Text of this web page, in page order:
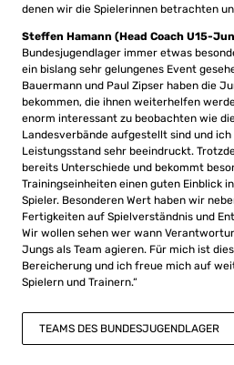
denen wir die Spielerinnen betrachten
Steffen Hamann (Head Coach U15-
Bundesjugendlager immer etwas
ein bislang sehr gelungenes Event
Bauermann und Paul Zipser haben die
bekommen, die ihnen weiterhelfen
enorm interessant zu beobachten wie
Landesverbände aufgestellt sind und
Leistungsstand sehr beeindruckt.
bereits Unterschiede und bekommt
Trainingseinheiten einen guten Einblick
Spieler. Besonderen Wert haben wir
Fertigkeiten auf Spielverständnis und
Wir wollen sehen wer wann
Jungs als Team agieren. Für mich ist
Bereicherung und ich freue mich auf
Spielern und Trainern.“
TEAMS DES BUNDESJUGENDLAGER